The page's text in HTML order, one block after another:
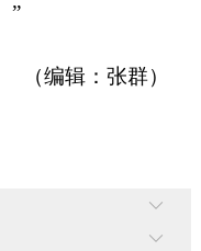
”
（编辑：张群）